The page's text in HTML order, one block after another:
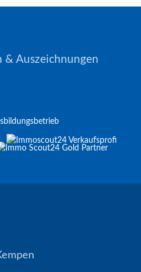
& Auszeichnungen